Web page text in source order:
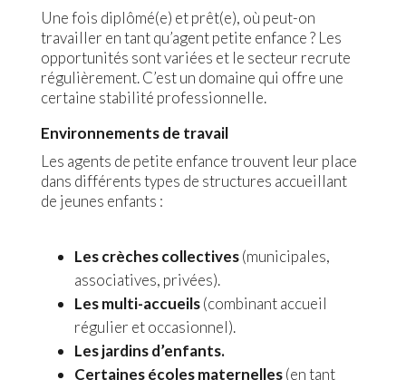
Une fois diplômé(e) et prêt(e), où peut-on
travailler en tant qu’agent petite enfance ? Les
opportunités sont variées et le secteur recrute
régulièrement. C’est un domaine qui offre une
certaine stabilité professionnelle.
Environnements de travail
Les agents de petite enfance trouvent leur place
dans différents types de structures accueillant
de jeunes enfants :
Les crèches collectives(municipales,
associatives, privées).
Les multi-accueils(combinant accueil
régulier et occasionnel).
Les jardins d’enfants.
Certaines écoles maternelles(en tant